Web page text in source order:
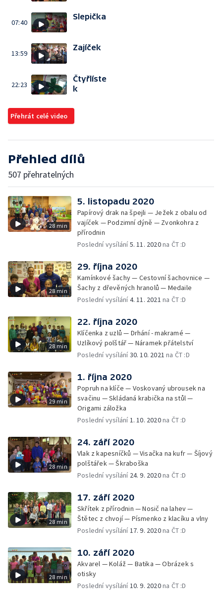
07:40
Slepička
13:59
Zajíček
22:23
Čtyřlíste
k
Přehrát celé video
Přehled dílů
507 přehratelných
28 min
5. listopadu 2020
Papírový drak na špejli — Ježek z obalu od
vajíček — Podzimní dýně — Zvonkohra z
přírodnin
Poslední vysílání5. 11. 2020na ČT :D
28 min
29. října 2020
Kamínkové šachy — Cestovní šachovnice —
Šachy z dřevěných hranolů — Medaile
Poslední vysílání4. 11. 2021 na ČT :D
28 min
22. října 2020
Klíčenka z uzlů — Drhání - makramé —
Uzlíkový polštář — Náramek přátelství
Poslední vysílání30. 10. 2021 na ČT :D
29 min
1. října 2020
Popruh na klíče — Voskovaný ubrousek na
svačinu — Skládaná krabička na stůl —
Origami záložka
Poslední vysílání1. 10. 2020na ČT :D
28 min
24. září 2020
Vlak z kapesníčků — Visačka na kufr — Šíjový
polštářek — Škraboška
Poslední vysílání 24. 9. 2020na ČT :D
28 min
17. září 2020
Skřítek z přírodnin — Nosič na lahev —
Štětec z chvojí — Písmenko z klacíku a vlny
Poslední vysílání17. 9. 2020na ČT :D
28 min
10. září 2020
Akvarel — Koláž — Batika — Obrázek s
otisky
Poslední vysílání10. 9. 2020na ČT :D